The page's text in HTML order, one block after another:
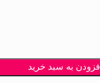
افزودن به سبد خرید